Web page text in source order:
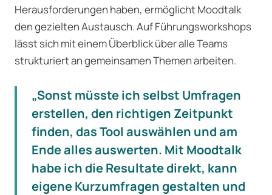
Herausforderungen haben, ermöglicht Moodtalk
den gezielten Austausch. Auf Führungsworkshops
lässt sich mit einem Überblick über alle Teams
strukturiert an gemeinsamen Themen arbeiten.
„Sonst müsste ich selbst Umfragen
erstellen, den richtigen Zeitpunkt
finden, das Tool auswählen und am
Ende alles auswerten. Mit Moodtalk
habe ich die Resultate direkt, kann
eigene Kurzumfragen gestalten und